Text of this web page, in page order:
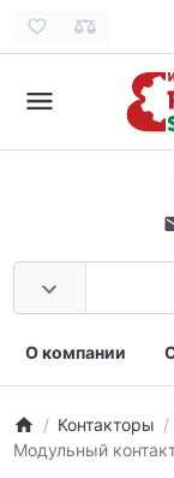
О компании
Контакторы
Модульный